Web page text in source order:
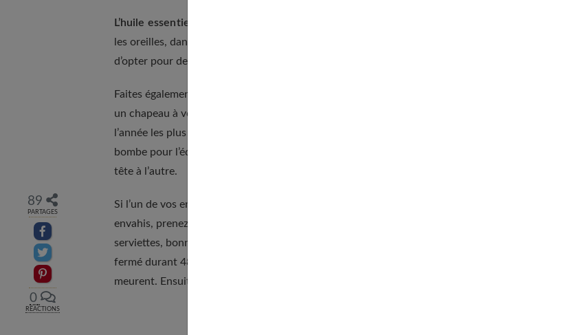
89
PARTAGES
Partager sur facebook
Partager sur Twitter
Epingler sur Pinterest
0
RÉACTIONS
L’huile essentielle de lavande
les oreilles, dans le cou et sur son bonnet avant de partir à l’école. Vous avez également la
d’opter pour des associations d’huiles essentielles parfaites pour lutter contre ces
Faites également attention aux accessoires à mettre sur les cheveux. Ne faites pas essayer un
un chapeau à votre enfant, quelqu’un d’infesté a pu en faire de même surtout durant les
l’année les plus propices. De même, évitez de louer les casques que ce soit pour le roller ou le
bombe pour l’équitation, vous ne savez pas qui l’a porté avant et les poux voyagent avec plaisir
tête à l’autre.
Si l’un de vos enfants a des poux, pour éviter que les autres membres de la famille ne soient
envahis, prenez quelques précautions : mettez tout ce qui a pu être infesté : linge de lit,
serviettes, bonnet, casquette… dans un sac plastique bien fermé et hermétique. Vous laissez
fermé durant 48 heures de préférence au froid. Privés de nourriture (le sang) et de chaleur, les
meurent. Ensuite il vous suffira de laver tout ce linge à la machine.